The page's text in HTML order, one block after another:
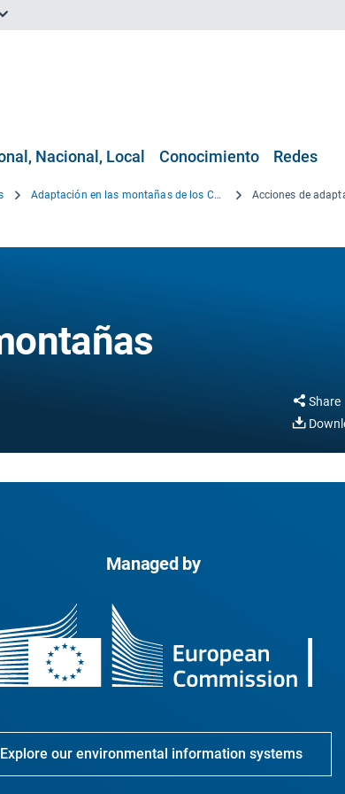
Nacional, Local Conocimiento Redes
Adaptación en las montañas de los Cárpatos Acciones de
Share
Managed by
Explore our environmental information systems